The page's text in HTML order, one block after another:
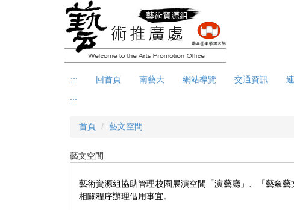
::: 回首頁 南藝大 網站導覽 交通資訊
:::
首頁 藝文空間
藝文空間
藝術資源組協助管理校園展演空間「演藝廳」、「藝象藝
相關程序辦理借用事宜。